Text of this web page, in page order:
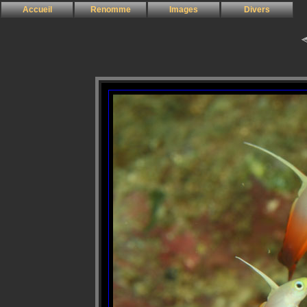
Accueil Renomme Images Divers